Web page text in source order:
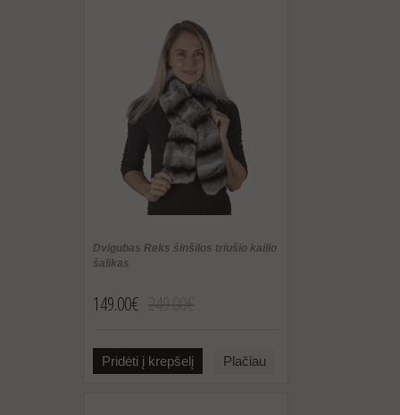
Dvigubas Reks šinšilos triušio kailio
šalikas
149.00€
Pridėti į krepšelį Plačiau